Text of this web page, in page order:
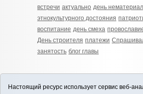
встречи актуально день
этнокультурного достояния
воспитание день смеха
День строителя платежи
занятость блог главы
Настоящий ресурс использует сервис веб-